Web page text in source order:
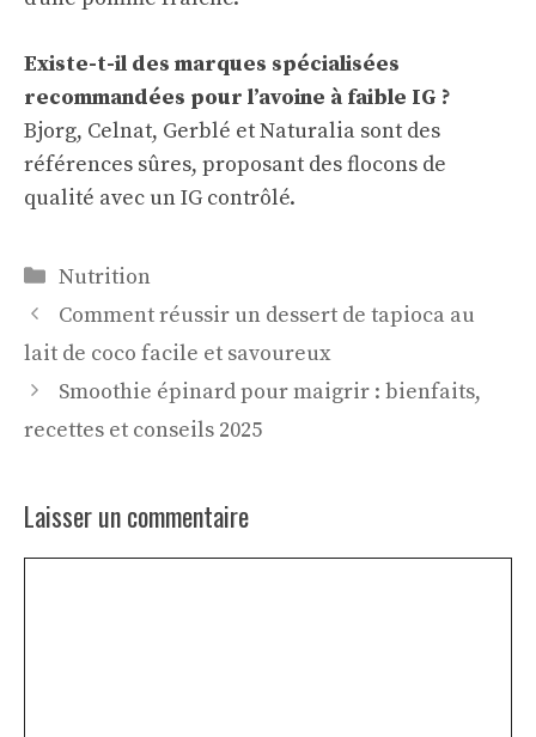
Existe-t-il des marques spécialisées
recommandées pour l’avoine à faible IG ?
Bjorg, Celnat, Gerblé et Naturalia sont des
références sûres, proposant des flocons de
qualité avec un IG contrôlé.
Catégories
Nutrition
Comment réussir un dessert de tapioca au
lait de coco facile et savoureux
Smoothie épinard pour maigrir : bienfaits,
recettes et conseils 2025
Laisser un commentaire